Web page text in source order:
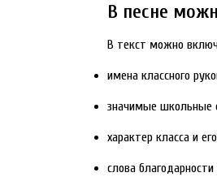
В песне
В текст можно
имена классного
значимые школьные
характер класса и
слова